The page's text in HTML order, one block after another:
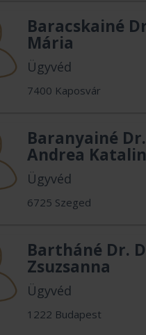
Baracskainé
Mária
Ügyvéd
7400 Kaposvár
Baranyainé
Andrea Katalin
Ügyvéd
6725 Szeged
Bartháné Dr.
Zsuzsanna
Ügyvéd
1222 Budapest